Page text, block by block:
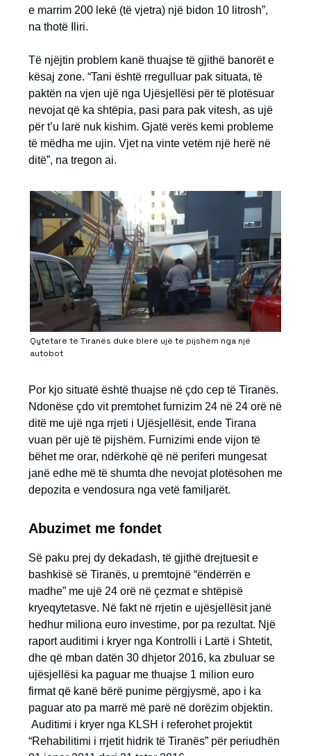
e marrim 200 lekë (të vjetra) një bidon 10 litrosh”,
na thotë Iliri.
Të njëjtin problem kanë thuajse të gjithë banorët e
kësaj zone. “Tani është rregulluar pak situata, të
paktën na vjen ujë nga Ujësjellësi për të plotësuar
nevojat që ka shtëpia, pasi para pak vitesh, as ujë
për t’u larë nuk kishim. Gjatë verës kemi probleme
të mëdha me ujin. Vjet na vinte vetëm një herë në
ditë”, na tregon ai.
Qytetarë të Tiranës duke blerë ujë të pijshëm nga një
autobot
Por kjo situatë është thuajse në çdo cep të Tiranës.
Ndonëse çdo vit premtohet furnizim 24 në 24 orë në
ditë me ujë nga rrjeti i Ujësjellësit, ende Tirana
vuan për ujë të pijshëm. Furnizimi ende vijon të
bëhet me orar, ndërkohë që në periferi mungesat
janë edhe më të shumta dhe nevojat plotësohen me
depozita e vendosura nga vetë familjarët.
Abuzimet me fondet
Së paku prej dy dekadash, të gjithë drejtuesit e
bashkisë së Tiranës, u premtojnë “ëndërrën e
madhe” me ujë 24 orë në çezmat e shtëpisë
kryeqytetasve. Në fakt në rrjetin e ujësjellësit janë
hedhur miliona euro investime, por pa rezultat. Një
raport auditimi i kryer nga Kontrolli i Lartë i Shtetit,
dhe që mban datën 30 dhjetor 2016, ka zbuluar se
ujësjellësi ka paguar me thuajse 1 milion euro
firmat që kanë bërë punime përgjysmë, apo i ka
paguar ato pa marrë më parë në dorëzim objektin.
Auditimi i kryer nga KLSH i referohet projektit
“Rehabilitimi i rrjetit hidrik të Tiranës” për periudhën